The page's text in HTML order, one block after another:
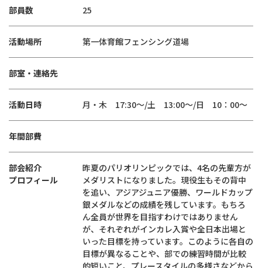
部員数 25
活動場所 第一体育館フェンシング道場
部室・連絡先
活動日時 月・木 17:30～/土 13:00～/日 10：00～
年間部費
部会紹介
プロフィール
昨夏のパリオリンピックでは、4名の先輩方が
メダリストになりました。現役生もその背中
を追い、アジアジュニア優勝、ワールドカップ
銀メダルなどの成績を残しています。もちろ
ん全員が世界を目指すわけではありません
が、それぞれがインカレ入賞や全日本出場と
いった目標を持っています。このように各自の
目標が異なることや、部での練習時間が比較
的短いこと、プレースタイルの多様さなどから